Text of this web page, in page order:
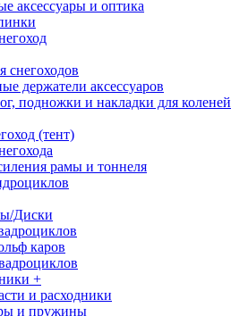
аксессуары и оптика
снегоходов
держатели аксессуаров
подножки и накладки для коленей
(тент)
рамы и тоннеля
Диски
каров
+
и расходники
и пружины